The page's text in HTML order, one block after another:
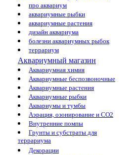
про аквариум
аквариумные рыбки
аквариумные растения
дизайн аквариума
болезни аквариумных рыбок
террариум
Аквариумный магазин
Аквариумная химия
Аквариумные беспозвоночные
Аквариумные растения
Аквариумные рыбки
Аквариумы и тумбы
Аэрация, озонирование и CO2
Внутренние помпы
Грунты и субстраты для
террариума
Декорации